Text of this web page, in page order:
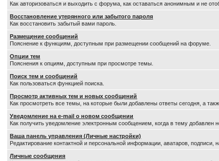
Как авторизоваться и выходить с форума, как оставаться анонимным и не
Восстановление утерянного или забытого пароля
Как восстановить забытый вами пароль.
Размещение сообщений
Пояснение к функциям, доступным при размещении сообщений на форуме.
Опции тем
Пояснения к опциям, доступным при просмотре темы.
Поиск тем и сообщений
Как пользоваться функцией поиска.
Просмотр активных тем и новых сообщений
Как просмотреть все темы, на которые были добавлены ответы сегодня, а
Уведомление на е-mail о новом сообщении
Как получить уведомление электронным сообщением, когда в тему добавлен
Ваша панель управления (Личные настройки)
Редактирование контактной и персональной информации, аватаров, подписи,
Личные сообщения